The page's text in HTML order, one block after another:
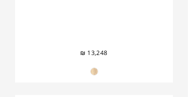
₪ 13,248